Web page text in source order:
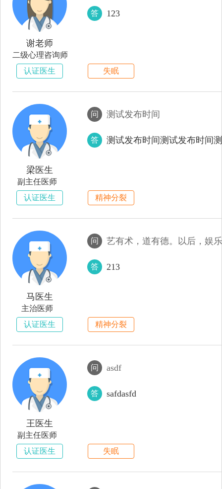
谢老师
二级心理咨询师
认证医生
答 123
失眠
梁医生
副主任医师
认证医生
问
答
测试发布时间
测试发布时间测试发布时间
精神分裂
马医生
主治医师
认证医生
问
答 213
精神分裂
王医生
副主任医师
认证医生
问
答
asdf
safdasfd
失眠